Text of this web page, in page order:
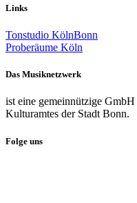
Links
Tonstudio KölnBonn
Proberäume Köln
Das Musiknetzwerk
ist eine gemeinnützige
Kulturamtes der Stadt Bonn.
Folge uns